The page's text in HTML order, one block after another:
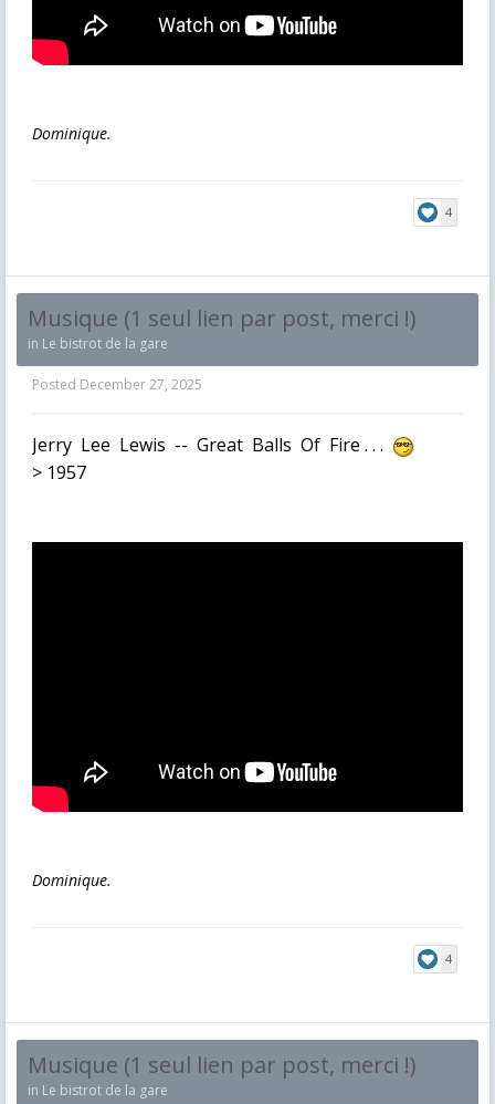
Dominique.
4
Musique (1 seul lien par post, merci !)
in Le bistrot de la gare
Posted December 27, 2025
Jerry Lee Lewis -- Great Balls Of Fire . . .
> 1957
Dominique.
4
Musique (1 seul lien par post, merci !)
in Le bistrot de la gare